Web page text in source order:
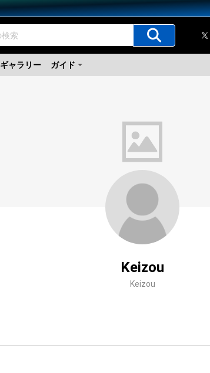
ギャラリー ガイド
Keizou
Keizou